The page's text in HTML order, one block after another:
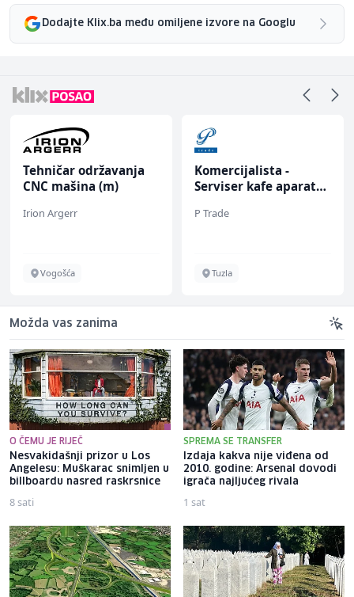
Dodajte Klix.ba među omiljene izvore na Googlu
Tehničar održavanja
CNC mašina (m)
Irion Argerr
Vogošća
Komercijalista -
Serviser kafe aparata
P Trade
Tuzla
Možda vas zanima
O ČEMU JE RIJEČ
Nesvakidašnji prizor u Los
Angelesu: Muškarac snimljen u
billboardu nasred raskrsnice
8 sati
SPREMA SE TRANSFER
Izdaja kakva nije viđena od
2010. godine: Arsenal dovodi
igrača najljućeg rivala
1 sat